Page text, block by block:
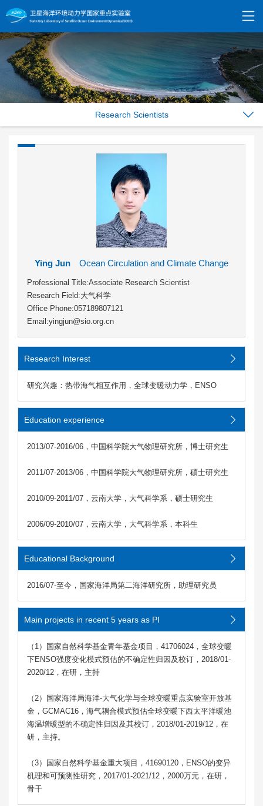
Research Scientists
Ying Jun Ocean Circulation and Climate Change
Professional Title:Associate Research Scientist
Research Field:大气科学
Office Phone:057189807121
Email:yingjun@sio.org.cn
Research Interest
研究兴趣：热带海气相互作用，全球变暖动力学，ENSO
Education experience
2013/07-2016/06，中国科学院大气物理研究所，博士研究生
2011/07-2013/06，中国科学院大气物理研究所，硕士研究生
2010/09-2011/07，云南大学，大气科学系，硕士研究生
2006/09-2010/07，云南大学，大气科学系，本科生
Educational Background
2016/07-至今，国家海洋局第二海洋研究所，助理研究员
Main projects in recent 5 years as PI
（1）国家自然科学基金青年基金项目，41706024，全球变暖
下ENSO强度变化模式预估的不确定性归因及校订，2018/01-
2020/12，在研，主持
（2）国家海洋局海洋-大气化学与全球变暖重点实验室开放基
金，GCMAC16，海气耦合模式预估全球变暖下西太平洋暖池
海温增暖型的不确定性归因及其校订，2018/01-2019/12，在
研，主持。
（3）国家自然科学基金重大项目，41690120，ENSO的变异
机理和可预测性研究，2017/01-2021/12，2000万元，在研，
骨干